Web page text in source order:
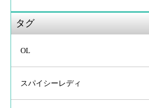
タグ
OL
スパイシーレディ